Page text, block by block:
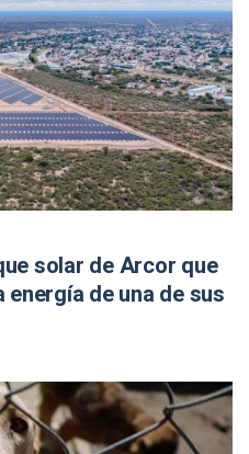
solar de Arcor que
energía de una de sus